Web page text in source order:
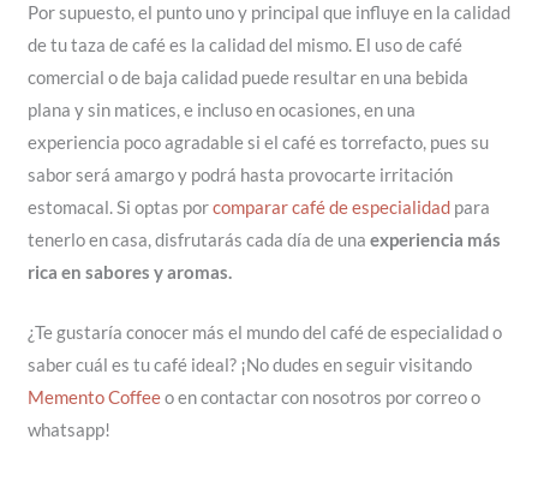
Por supuesto, el punto uno y principal que influye en la calidad
de tu taza de café es la calidad del mismo. El uso de café
comercial o de baja calidad puede resultar en una bebida
plana y sin matices, e incluso en ocasiones, en una
experiencia poco agradable si el café es torrefacto, pues su
sabor será amargo y podrá hasta provocarte irritación
estomacal. Si optas porcomparar café de especialidadpara
tenerlo en casa, disfrutarás cada día de una experiencia más
rica en sabores y aromas.
¿Te gustaría conocer más el mundo del café de especialidad o
saber cuál es tu café ideal? ¡No dudes en seguir visitando
Memento Coffeeo en contactar con nosotros por correo o
whatsapp!